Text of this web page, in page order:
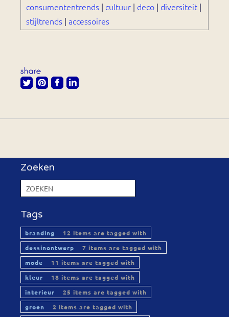
consumententrends | cultuur | deco | diversiteit |
stijltrends | accessoires
Zoeken
Tags
branding
12 items are tagged with
dessinontwerp
7 items are tagged with
mode
11 items are tagged with
kleur
18 items are tagged with
interieur
25 items are tagged with
groen
2 items are tagged with